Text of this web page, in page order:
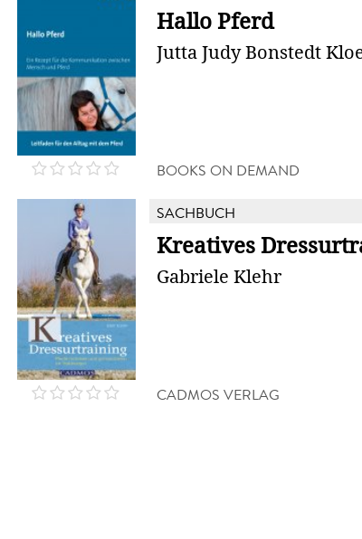
Hallo Pferd
Jutta Judy Bonstedt
BOOKS ON DEMAND
SACHBUCH
Kreatives
Gabriele Klehr
CADMOS VERLAG